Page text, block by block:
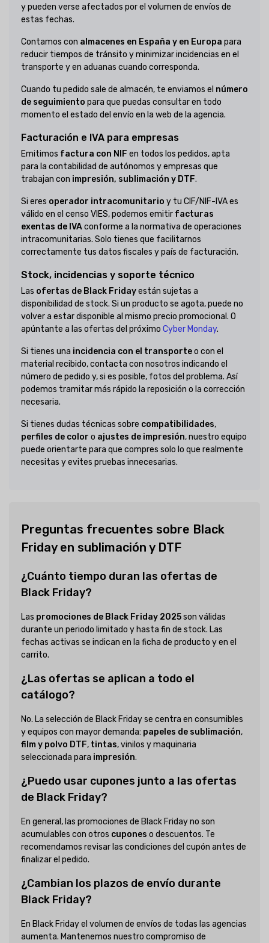
y pueden verse afectados por el volumen de envíos de
estas fechas.
Contamos con almacenes en España y en Europa para
reducir tiempos de tránsito y minimizar incidencias en el
transporte y en aduanas cuando corresponda.
Cuando tu pedido sale de almacén, te enviamos el número
de seguimiento para que puedas consultar en todo
momento el estado del envío en la web de la agencia.
Facturación e IVA para empresas
Emitimos factura con NIF en todos los pedidos, apta
para la contabilidad de autónomos y empresas que
trabajan con impresión, sublimación y DTF.
Si eres operador intracomunitario y tu CIF/NIF-IVA es
válido en el censo VIES, podemos emitir facturas
exentas de IVAconforme a la normativa de operaciones
intracomunitarias. Solo tienes que facilitarnos
correctamente tus datos fiscales y país de facturación.
Stock, incidencias y soporte técnico
Las ofertas de Black Fridayestán sujetas a
disponibilidad de stock. Si un producto se agota, puede no
volver a estar disponible al mismo precio promocional. O
apúntante a las ofertas del próximo Cyber Monday.
Si tienes una incidencia con el transporteo con el
material recibido, contacta con nosotros indicando el
número de pedido y, si es posible, fotos del problema. Así
podemos tramitar más rápido la reposición o la corrección
necesaria.
Si tienes dudas técnicas sobre compatibilidades,
perfiles de color o ajustes de impresión, nuestro equipo
puede orientarte para que compres solo lo que realmente
necesitas y evites pruebas innecesarias.
Preguntas frecuentes sobre Black
Friday en sublimación y DTF
¿Cuánto tiempo duran las ofertas de
Black Friday?
Las promociones de Black Friday 2025son válidas
durante un periodo limitado y hasta fin de stock. Las
fechas activas se indican en la ficha de producto y en el
carrito.
¿Las ofertas se aplican a todo el
catálogo?
No. La selección de Black Friday se centra en consumibles
y equipos con mayor demanda: papeles de sublimación,
film y polvo DTF, tintas, vinilos y maquinaria
seleccionada para impresión.
¿Puedo usar cupones junto a las ofertas
de Black Friday?
En general, las promociones de Black Friday no son
acumulables con otros cupones o descuentos. Te
recomendamos revisar las condiciones del cupón antes de
finalizar el pedido.
¿Cambian los plazos de envío durante
Black Friday?
En Black Friday el volumen de envíos de todas las agencias
aumenta. Mantenemos nuestro compromiso de